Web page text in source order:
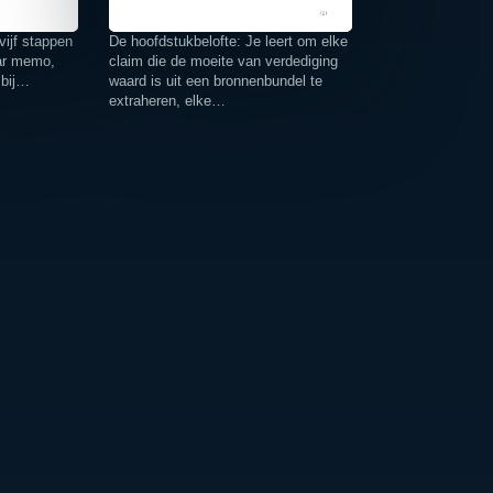
stappen
memo,
bij…
De hoofdstukbelofte: Je leert om elke
claim die de moeite van verdediging
waard is uit een bronnenbundel te
extraheren, elke…